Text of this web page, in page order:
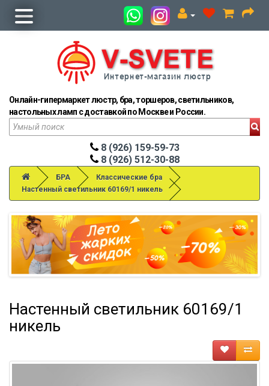
Онлайн-гипермаркет люстр, бра, торшеров, светильников,
настольных ламп с доставкой по Москве и России.
8 (926) 159-59-73
8 (926) 512-30-88
БРА
Классические бра
Настенный светильник 60169/1 никель
Настенный светильник 60169/1
никель